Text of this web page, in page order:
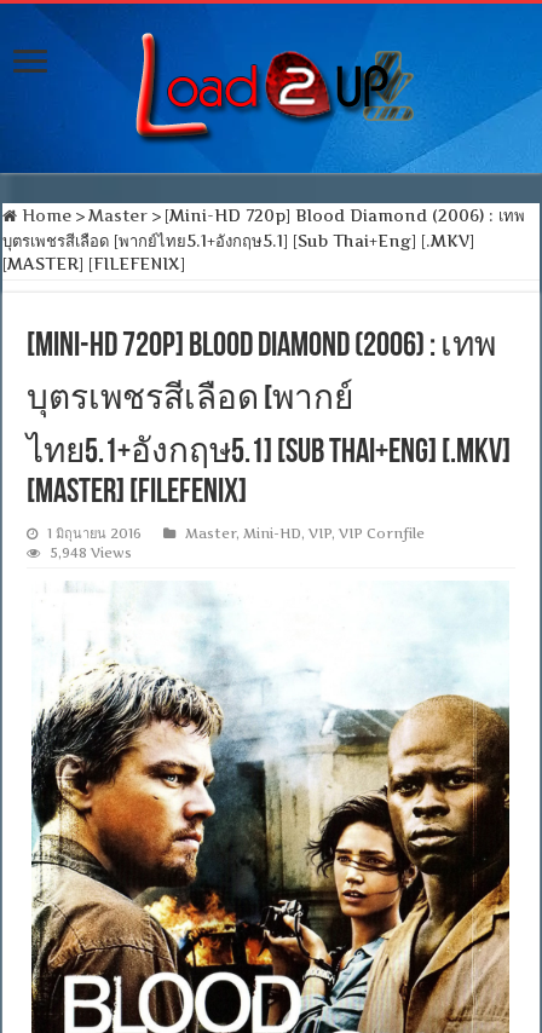
Home > Master > [Mini-HD 720p] Blood Diamond (2006) : เทพ
บุตรเพชรสีเลือด [พากย์ไทย5.1+อังกฤษ5.1] [Sub Thai+Eng] [.MKV]
[MASTER] [FILEFENIX]
[Mini-HD 720p] Blood Diamond (2006) : เทพ
บุตรเพชรสีเลือด [พากย์
ไทย5.1+อังกฤษ5.1] [Sub Thai+Eng] [.MKV]
[MASTER] [FILEFENIX]
1 มิถุนายน 2016 Master,Mini-HD,VIP,VIP Cornfile
5,948 Views